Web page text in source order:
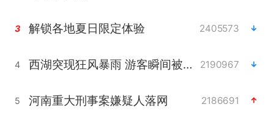
3 解锁各地夏日限定体验 2405573
4 西湖突现狂风暴雨 游客瞬间被浇透 2190967
5 河南重大刑事案嫌疑人落网 2186691